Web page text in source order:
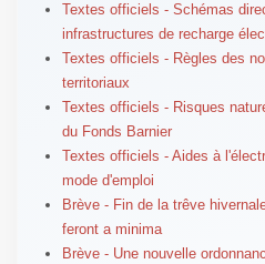
Textes officiels - Schémas
infrastructures de recharge
Textes officiels - Règles des
territoriaux
Textes officiels - Risques
du Fonds Barnier
Textes officiels - Aides à
mode d'emploi
Brève - Fin de la trêve
feront a minima
Brève - Une nouvelle